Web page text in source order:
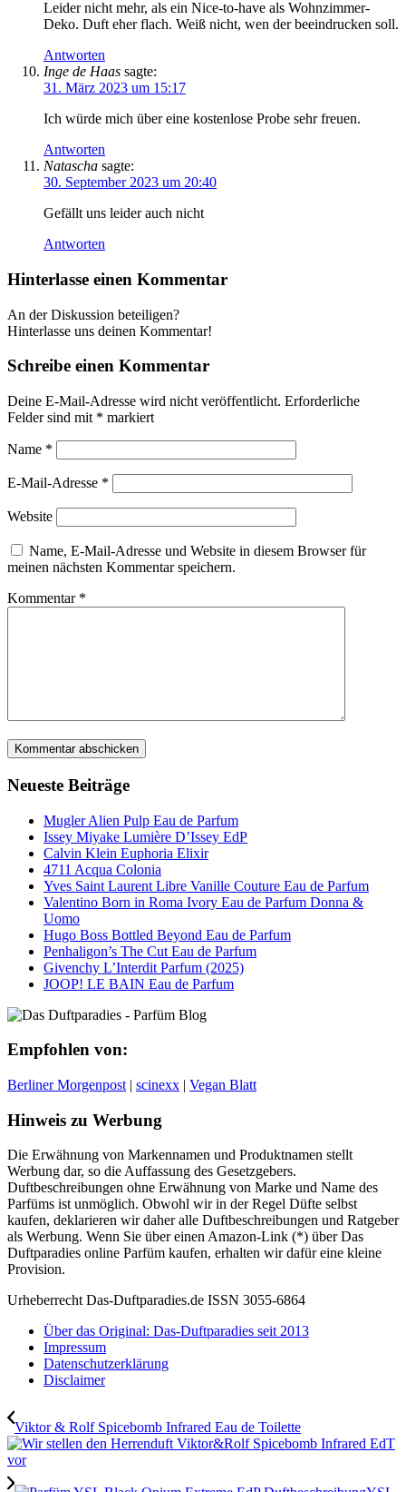
Leider nicht mehr, als ein Nice-to-have als Wohnzimmer-
Deko. Duft eher flach. Weiß nicht, wen der beeindrucken soll.
Antworten
Inge de Haas sagte:
31. März 2023 um 15:17
Ich würde mich über eine kostenlose Probe sehr freuen.
Antworten
Natascha sagte:
30. September 2023 um 20:40
Gefällt uns leider auch nicht
Antworten
Hinterlasse einen Kommentar
An der Diskussion beteiligen?
Hinterlasse uns deinen Kommentar!
Schreibe einen Kommentar
Deine E-Mail-Adresse wird nicht veröffentlicht. Erforderliche
Felder sind mit * markiert
Name *
E-Mail-Adresse *
Website
Name, E-Mail-Adresse und Website in diesem Browser für
meinen nächsten Kommentar speichern.
Kommentar *
Neueste Beiträge
Mugler Alien Pulp Eau de Parfum
Issey Miyake Lumière D’Issey EdP
Calvin Klein Euphoria Elixir
4711 Acqua Colonia
Yves Saint Laurent Libre Vanille Couture Eau de Parfum
Valentino Born in Roma Ivory Eau de Parfum Donna &
Uomo
Hugo Boss Bottled Beyond Eau de Parfum
Penhaligon’s The Cut Eau de Parfum
Givenchy L’Interdit Parfum (2025)
JOOP! LE BAIN Eau de Parfum
Empfohlen von:
Berliner Morgenpost | scinexx | Vegan Blatt
Hinweis zu Werbung
Die Erwähnung von Markennamen und Produktnamen stellt
Werbung dar, so die Auffassung des Gesetzgebers.
Duftbeschreibungen ohne Erwähnung von Marke und Name des
Parfüms ist unmöglich. Obwohl wir in der Regel Düfte selbst
kaufen, deklarieren wir daher alle Duftbeschreibungen und Ratgeber
als Werbung. Wenn Sie über einen Amazon-Link (*) über Das
Duftparadies online Parfüm kaufen, erhalten wir dafür eine kleine
Provision.
Urheberrecht Das-Duftparadies.de ISSN 3055-6864
Über das Original: Das-Duftparadies seit 2013
Impressum
Datenschutzerklärung
Disclaimer
Viktor & Rolf Spicebomb Infrared Eau de Toilette